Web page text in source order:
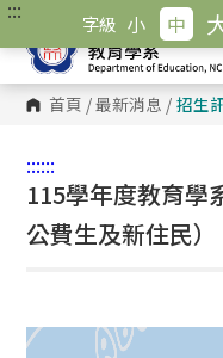
跳
主
內
容
::: 字級 小 中
首頁 /最新消息 / 招生
::::::
115學年度教育學
公費生及新住民）